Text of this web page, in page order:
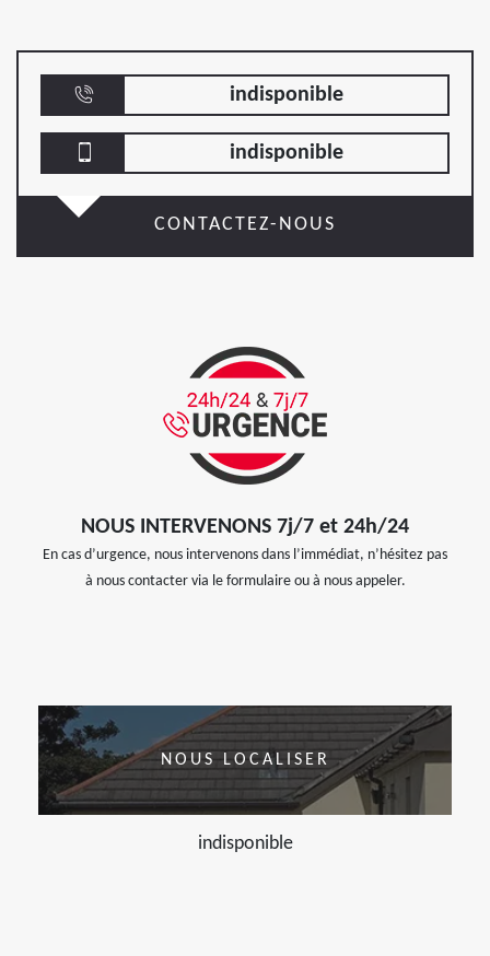
indisponible
indisponible
CONTACTEZ-NOUS
NOUS INTERVENONS 7j/7 et 24h/24
En cas d’urgence, nous intervenons dans l’immédiat, n’hésitez pas
à nous contacter via le formulaire ou à nous appeler.
NOUS LOCALISER
indisponible